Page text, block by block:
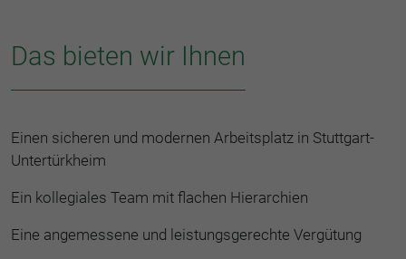
Das bieten wir Ihnen
Einen sicheren und modernen Arbeitsplatz in Stuttgart-
Untertürkheim
Ein kollegiales Team mit flachen Hierarchien
Eine angemessene und leistungsgerechte Vergütung